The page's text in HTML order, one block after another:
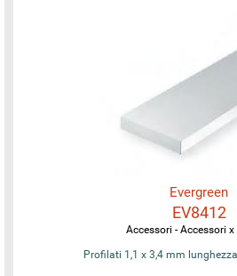
Evergreen
EV8412
Accessori - Accessori
Profilati 1,1 x 3,4 mm